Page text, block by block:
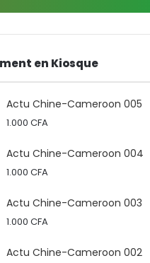
en Kiosque
Actu Chine-Cameroon 005
1.000CFA
Actu Chine-Cameroon 004
1.000CFA
Actu Chine-Cameroon 003
1.000CFA
Actu Chine-Cameroon 002